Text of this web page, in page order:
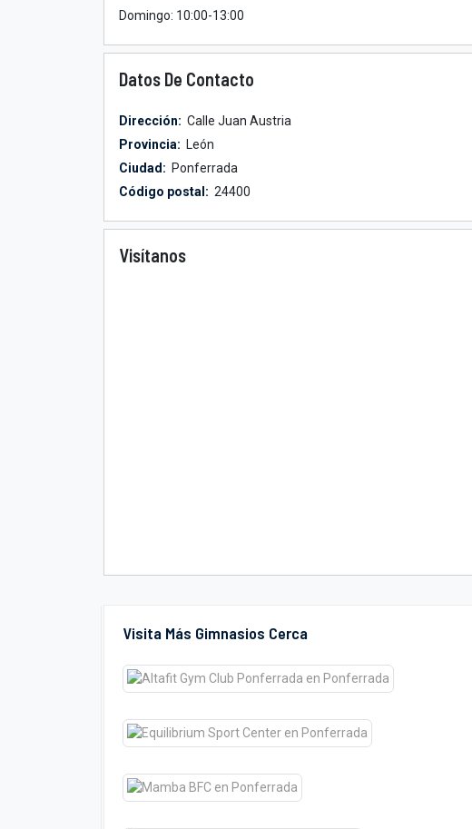
Visita Más Gimnasios Cerca
Domingo: 10:00-13:00
Datos De Contacto
Dirección: Calle Juan Austria
Provincia: León
Ciudad: Ponferrada
Código postal: 24400
Visítanos